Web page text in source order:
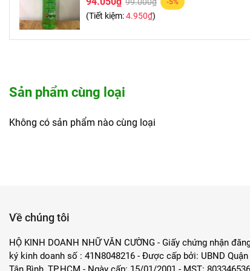
-5%
(Tiết kiệm:4.950₫)
Sản phẩm cùng loại
Không có sản phẩm nào cùng loại
Về chúng tôi
HỘ KINH DOANH NHỮ VĂN CƯỜNG - Giấy chứng nhận
ký kinh doanh số : 41N8048216 - Được cấp bởi: UBND Quận